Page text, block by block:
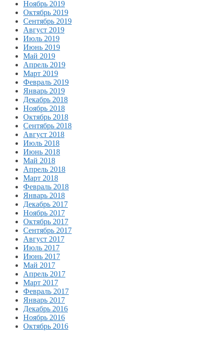
Ноябрь 2019
Октябрь 2019
Сентябрь 2019
Август 2019
Июль 2019
Июнь 2019
Май 2019
Апрель 2019
Март 2019
Февраль 2019
Январь 2019
Декабрь 2018
Ноябрь 2018
Октябрь 2018
Сентябрь 2018
Август 2018
Июль 2018
Июнь 2018
Май 2018
Апрель 2018
Март 2018
Февраль 2018
Январь 2018
Декабрь 2017
Ноябрь 2017
Октябрь 2017
Сентябрь 2017
Август 2017
Июль 2017
Июнь 2017
Май 2017
Апрель 2017
Март 2017
Февраль 2017
Январь 2017
Декабрь 2016
Ноябрь 2016
Октябрь 2016